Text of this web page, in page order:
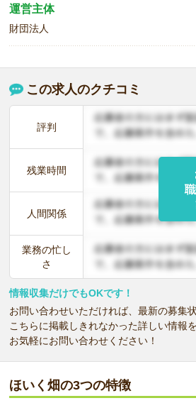
運営主体
財団法人
この求人のクチコミ
評判
残業時間
人間関係
業務の忙し
さ
情報収集だけでもOKです！
お問い合わせいただければ、最新の募集
こちらに掲載しきれなかった詳しい情報
お気軽にお問い合わせください！
ほいく畑の3つの特徴